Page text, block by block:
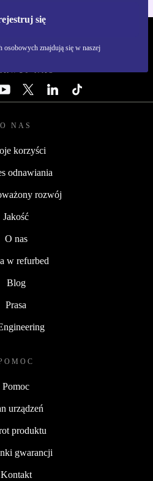
się
osobowych znajdują się w naszej
NAS
O NAS
korzyści
odnawiania
rozwój
Jakość
O nas
w refurbed
Blog
Prasa
Pomoc
urządzeń
produktu
gwarancji
Kontakt